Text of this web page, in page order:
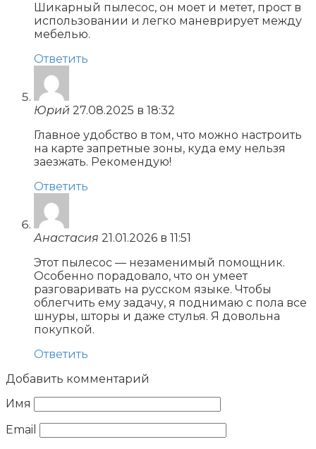
Шикарный пылесос, он моет и метет, прост в
использовании и легко маневрирует между
мебелью.
Ответить
Юрий 27.08.2025 в 18:32
Главное удобство в том, что можно настроить
на карте запретные зоны, куда ему нельзя
заезжать. Рекомендую!
Ответить
Анастасия 21.01.2026 в 11:51
Этот пылесос — незаменимый помощник.
Особенно порадовало, что он умеет
разговаривать на русском языке. Чтобы
облегчить ему задачу, я поднимаю с пола все
шнуры, шторы и даже стулья. Я довольна
покупкой.
Ответить
Добавить комментарий
Имя
Email